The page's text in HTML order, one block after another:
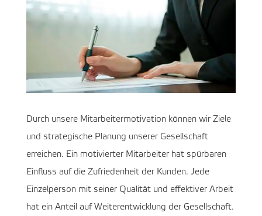
Durch unsere Mitarbeitermotivation können wir Ziele
und strategische Planung unserer Gesellschaft
erreichen. Ein motivierter Mitarbeiter hat spürbaren
Einfluss auf die Zufriedenheit der Kunden. Jede
Einzelperson mit seiner Qualität und effektiver Arbeit
hat ein Anteil auf Weiterentwicklung der Gesellschaft.